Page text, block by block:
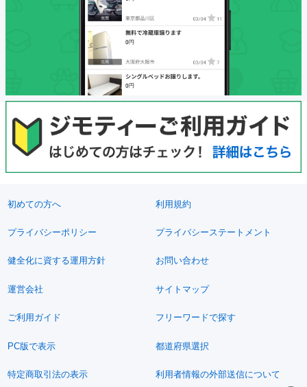
初めての方へ 利用規約
プライバシーポリシー プライバシーステートメント
健全化に資する運用方針 お問い合わせ
運営会社 サイトマップ
ご利用ガイド フリーワードで探す
PC版で表示 都道府県選択
特定商取引法の表示 利用者情報の外部送信について